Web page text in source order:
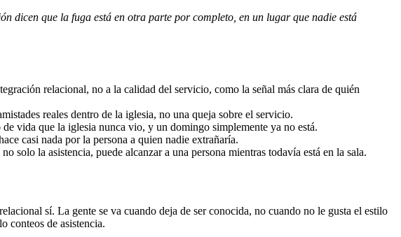
dicen que la fuga está en otra parte por completo, en un lugar que nadie está
relacional, no a la calidad del servicio, como la señal más clara de quién
reales dentro de la iglesia, no una queja sobre el servicio.
vida que la iglesia nunca vio, y un domingo simplemente ya no está.
casi nada por la persona a quien nadie extrañaría.
solo la asistencia, puede alcanzar a una persona mientras todavía está en la sala.
sí. La gente se va cuando deja de ser conocida, no cuando no le gusta el estilo
conteos de asistencia.